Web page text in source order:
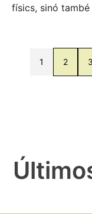
físics, sinó també
1 2 3